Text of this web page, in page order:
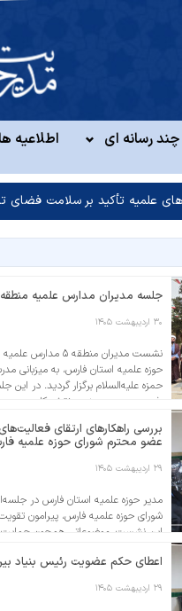
چند رسانه ای اطلاعیه
علمیه تأکید بر سلامت فضای
جلسه مدیران مدارس علمیه منطقه ۵ شیراز در حرم حضرت علی بن حمزه (ع)
۳۰ اردیبهشت ۱۴۰۵
نشست مدیران
حوزه علمیه استان فارس، به میزبانی
حمزه علیه‌السلام برگزار گردید. در
رفیع مرجعیت دینی و نقش کلیدی حوزه
بررسی راهکارهای ارتقای
عضو محترم شورای حوزه علمیه
۲۹ اردیبهشت ۱۴۰۵
مدیر حوزه علمیه استان فارس در
شورای حوزه علمیه فارس، پیرامون
این نشست، موضوعاتی همچون حمایت از
اعطای حکم عضویت رئیس بنیاد
۲۹ اردیبهشت ۱۴۰۵